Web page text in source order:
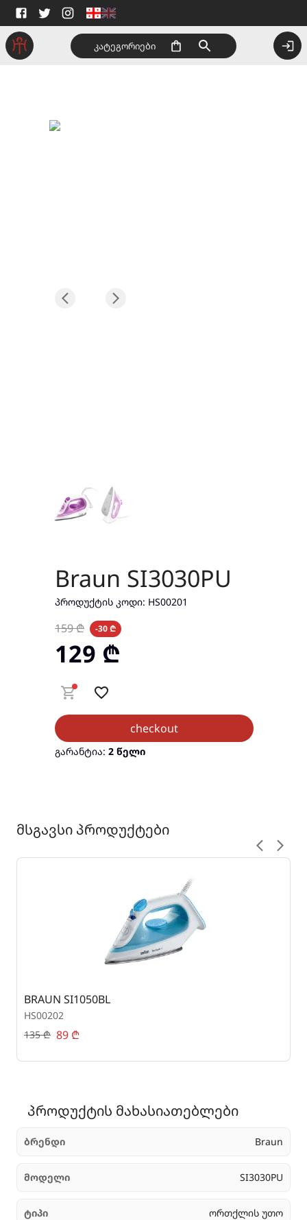
კატეგორიები
Braun SI3030PU
ᲞᲠᲝᲓᲣᲥᲢᲘᲡ ᲙᲝᲓᲘ: HS00201
159₾ -30 ₾
129 ₾
checkout
გარანტია: 2 წელი
მსგავსი პროდუქტები
BRAUN SI1050BL
HS00202
135₾ 89 ₾
პროდუქტის მახასიათებლები
ბრენდი Braun
მოდელი SI3030PU
ტიპი ორთქლის უთო